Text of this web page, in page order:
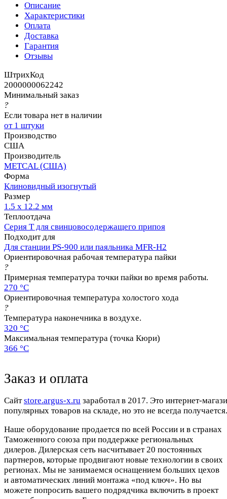
Описание
Характеристики
Оплата
Доставка
Гарантия
Отзывы
ШтрихКод
2000000062242
Минимальный заказ
?
Если товара нет в наличии
от 1 штуки
Производство
США
Производитель
METCAL (США)
Форма
Клиновидный изогнутый
Размер
1.5 х 12.2 мм
Теплоотдача
Серия T для свинцовосодержащего припоя
Подходит для
Для станции PS-900 или паяльника MFR-H2
Ориентировочная рабочая температура пайки
?
Примерная температура точки пайки во время работы.
270 °C
Ориентировочная температура холостого хода
?
Температура наконечника в воздухе.
320 °C
Максимальная температура (точка Кюри)
366 °C
Заказ и оплата
Cайтstore.argus-x.ru заработал в 2017. Это интернет-
популярных товаров на складе, но это не всегда
Наше оборудование продается по всей России и в странах
Таможенного союза при поддержке региональных
дилеров. Дилерская сеть насчитывает 20 постоянных
партнеров, которые продвигают новые технологии в своих
регионах. Мы не занимаемся оснащением больших цехов
и автоматических линий монтажа «под ключ». Но вы
можете попросить вашего подрядчика включить в проект